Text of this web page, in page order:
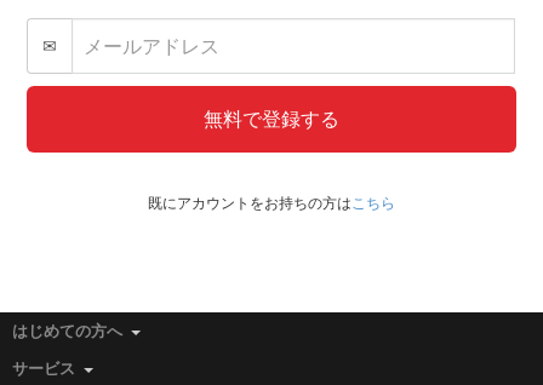
✉
無料で登録する
既にアカウントをお持ちの方はこちら
はじめての方へ
サービス